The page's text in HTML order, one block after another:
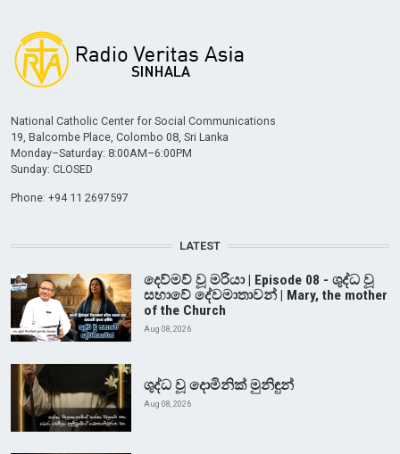
National Catholic Center for Social Communications
19, Balcombe Place, Colombo 08, Sri Lanka
Monday–Saturday: 8:00AM–6:00PM
Sunday: CLOSED
Phone: +94 11 2697597
LATEST
දෙව්මව් වූ මරියා | Episode 08 - ශුද්ධ වූ
සභාවේ දේවමාතාවන් | Mary, the mother
of the Church
Aug 08, 2026
ශුද්ධ වූ දොමිනික් මුනිඳුන්
Aug 08, 2026